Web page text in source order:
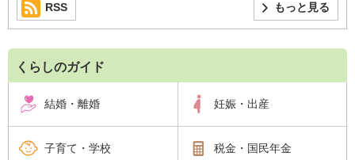
もっと見る
RSS
くらしのガイド
結婚・離婚 妊娠・出産
子育て・学校 税金・国民年金